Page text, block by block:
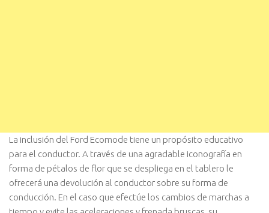
La inclusión del Ford Ecomode tiene un propósito educativo
para el conductor. A través de una agradable iconografía en
forma de pétalos de flor que se despliega en el tablero le
ofrecerá una devolución al conductor sobre su forma de
conducción. En el caso que efectúe los cambios de marchas a